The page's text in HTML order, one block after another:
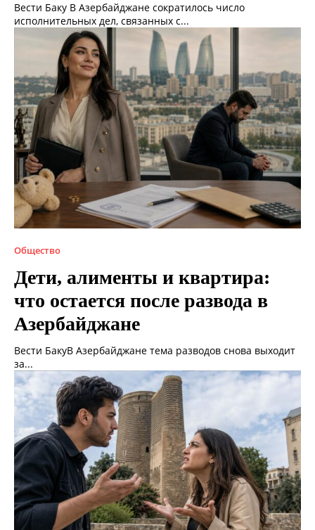
Вести Баку В Азербайджане сократилось число
исполнительных дел, связанных с...
Общество
Дети, алименты и квартира:
что остается после развода в
Азербайджане
Вести БакуВ Азербайджане тема разводов снова выходит
за...